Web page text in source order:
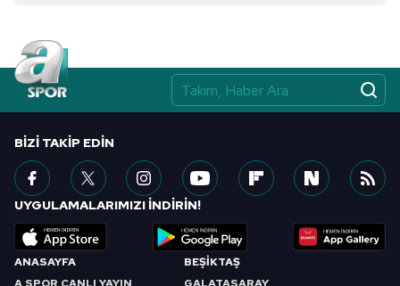
ANASAYFA
BEŞİKTAŞ
BIZI TAKIP EDIN
UYGULAMALARIMIZI İNDİRİN!